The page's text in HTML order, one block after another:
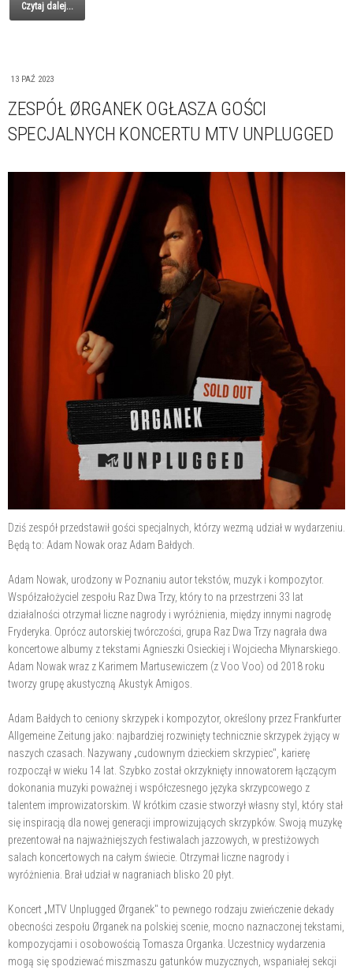
Czytaj dalej...
13 PAŹ 2023
ZESPÓŁ ØRGANEK OGŁASZA GOŚCI
SPECJALNYCH KONCERTU MTV UNPLUGGED
Dziś zespół przedstawił gości specjalnych, którzy wezmą udział w wydarzeniu.
Będą to: Adam Nowak oraz Adam Bałdych.
Adam Nowak, urodzony w Poznaniu autor tekstów, muzyk i kompozytor.
Współzałożyciel zespołu Raz Dwa Trzy, który to na przestrzeni 33 lat
działalności otrzymał liczne nagrody i wyróżnienia, między innymi nagrodę
Fryderyka. Oprócz autorskiej twórczości, grupa Raz Dwa Trzy nagrała dwa
koncertowe albumy z tekstami Agnieszki Osieckiej i Wojciecha Młynarskiego.
Adam Nowak wraz z Karimem Martusewiczem (z Voo Voo) od 2018 roku
tworzy grupę akustyczną Akustyk Amigos.
Adam Bałdych to ceniony skrzypek i kompozytor, określony przez Frankfurter
Allgemeine Zeitung jako: najbardziej rozwinięty technicznie skrzypek żyjący w
naszych czasach. Nazywany „cudownym dzieckiem skrzypiec", karierę
rozpoczął w wieku 14 lat. Szybko został okrzyknięty innowatorem łączącym
dokonania muzyki poważnej i współczesnego języka skrzypcowego z
talentem improwizatorskim. W krótkim czasie stworzył własny styl, który stał
się inspiracją dla nowej generacji improwizujących skrzypków. Swoją muzykę
prezentował na najważniejszych festiwalach jazzowych, w prestiżowych
salach koncertowych na całym świecie. Otrzymał liczne nagrody i
wyróżnienia. Brał udział w nagraniach blisko 20 płyt.
Koncert „MTV Unplugged Ørganek" to pewnego rodzaju zwieńczenie dekady
obecności zespołu Ørganek na polskiej scenie, mocno naznaczonej tekstami,
kompozycjami i osobowością Tomasza Organka. Uczestnicy wydarzenia
mogą się spodziewać miszmaszu gatunków muzycznych, wspaniałej sekcji